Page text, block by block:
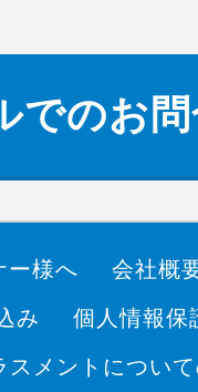
でのお
ー様へ
会社概
み
個人情報保
スメントについ